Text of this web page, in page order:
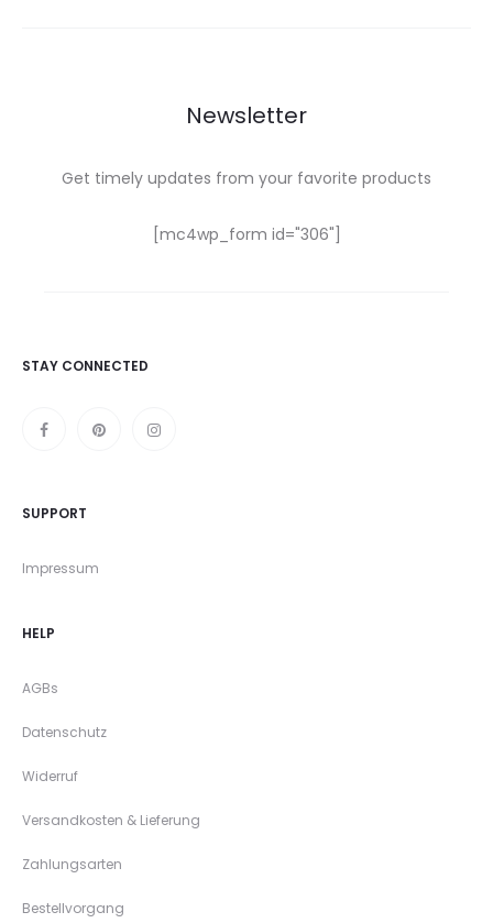
Newsletter
Get timely updates from your favorite products
[mc4wp_form id="306"]
STAY CONNECTED
SUPPORT
Impressum
HELP
AGBs
Datenschutz
Widerruf
Versandkosten & Lieferung
Zahlungsarten
Bestellvorgang